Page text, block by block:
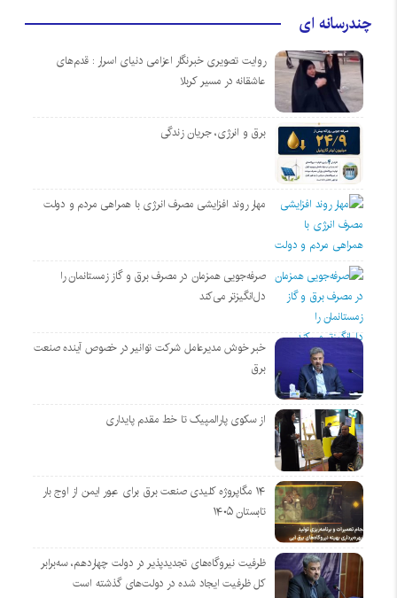
چندرسانه ای
روایت تصویری خبرنگار اعزامی دنیای اسرار : قدم‌های
عاشقانه در مسیر کربلا
برق و انرژی، جریان زندگی
مهار روند افزایشی مصرف انرژی با همراهی مردم و دولت
صرفه‌جویی همزمان در مصرف برق و گاز زمستانمان را
دل‌انگیزتر می‌کند
خبر خوش مدیرعامل شرکت توانیر در خصوص آینده صنعت
برق
از سکوی پارالمپیک تا خط مقدم پایداری
۱۴ مگاپروژه‌ کلیدی صنعت برق برای عبور ایمن از اوج بار
تابستان ۱۴۰۵
ظرفیت نیروگاه‌های تجدیدپذیر در دولت چهاردهم، سه‌برابر
کل ظرفیت ایجاد شده در دولت‌های گذشته است